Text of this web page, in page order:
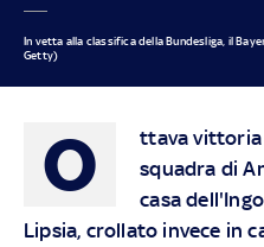
In vetta alla classifica della Bundesliga, il
Getty)
O
ttava vittoria
squadra di
casa
Lipsia, crollato invece in